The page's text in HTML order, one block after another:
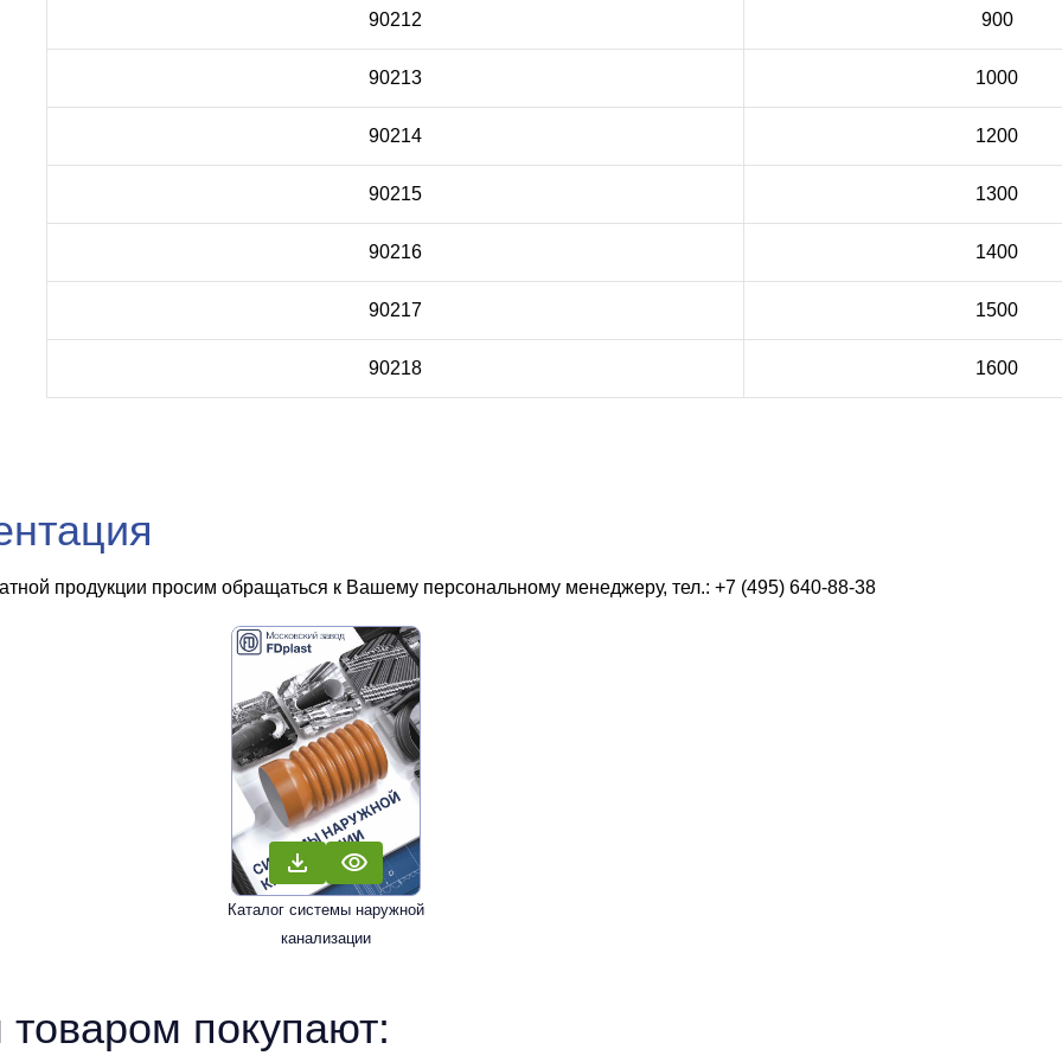
90212 900
90213 1000
90214 1200
90215 1300
90216 1400
90217 1500
90218 1600
продукции просим обращаться к Вашему персональному менеджеру, тел.: +7 (495) 640-88-38
Каталог системы наружной
канализации
покупают: